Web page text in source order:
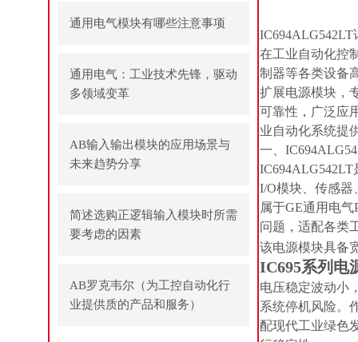
通用电气模块有哪些注意事项
通用电气：工业技术先锋，驱动
多领域变革
AB输入输出模块的应用场景与
未来趋势分享
简述选购正逻辑输入模块时所需
要考虑的因素
AB罗克韦尔（为工控自动化行
业提供质的产品和服务）
在工业自动化控
制器等各类设备
扩展电源模块，
可靠性，广泛应
业自动化系统提
一、
I/O模块、传感器
属于GE通用电
问题，适配各类
该电源模块具备
IC695系列电
电压稳定波动小
系统停机风险。
配现代工业绿色